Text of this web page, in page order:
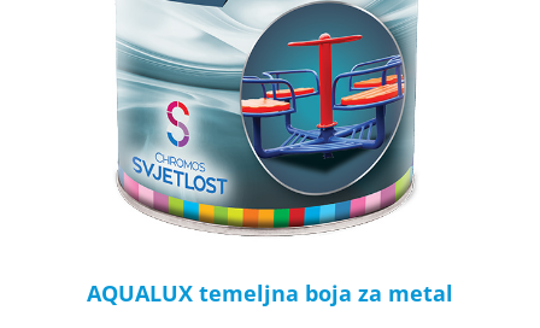
AQUALUX temeljna boja za metal